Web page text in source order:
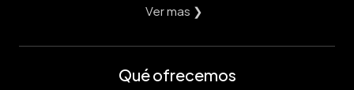
Ver mas ❯
Qué ofrecemos